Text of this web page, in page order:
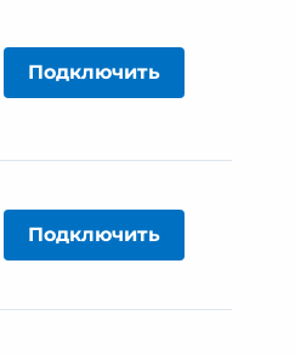
Подключить
Подключить